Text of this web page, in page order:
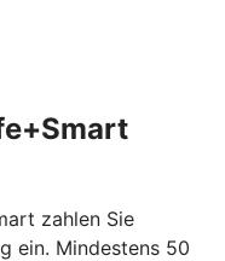
zahlen Sie
ein. Mindestens 50